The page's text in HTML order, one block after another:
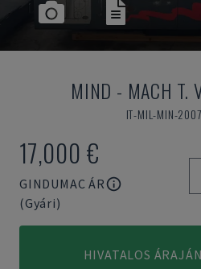
MIND - MACH
IT-MIL-MIN-
17,000 €
GINDUMAC ÁR
(Gyári)
HIVATALOS